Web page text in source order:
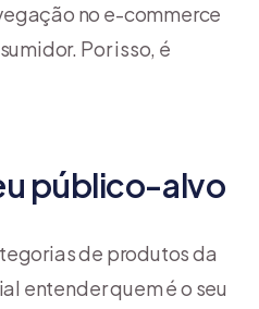
no e-commerce
Por isso, é
público-alvo
de produtos da
entender quem é o seu